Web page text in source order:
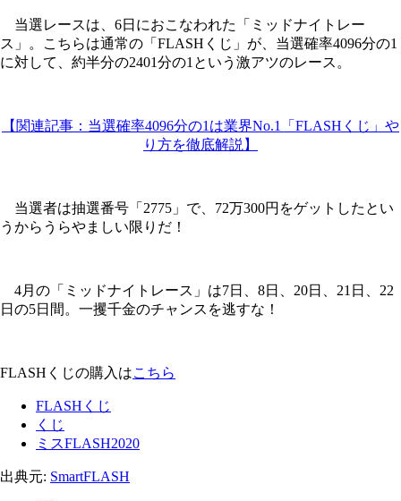
当選レースは、6日におこなわれた「ミッドナイトレー
ス」。こちらは通常の「FLASHくじ」が、当選確率4096分の1
に対して、約半分の2401分の1という激アツのレース。
【関連記事：当選確率4096分の1は業界No.1「FLASHくじ」や
り方を徹底解説】
当選者は抽選番号「2775」で、72万300円をゲットしたとい
うからうらやましい限りだ！
4月の「ミッドナイトレース」は7日、8日、20日、21日、22
日の5日間。一攫千金のチャンスを逃すな！
FLASHくじの購入はこちら
FLASHくじ
くじ
ミスFLASH2020
出典元: SmartFLASH